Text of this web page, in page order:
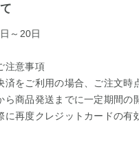
～20日
注意事項
済をご利用の場合、ご注文時
ら商品発送までに一定期間の
に再度クレジットカードの有